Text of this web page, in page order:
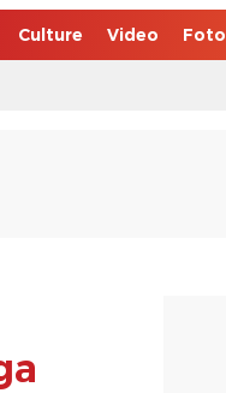
Culture Video Foto